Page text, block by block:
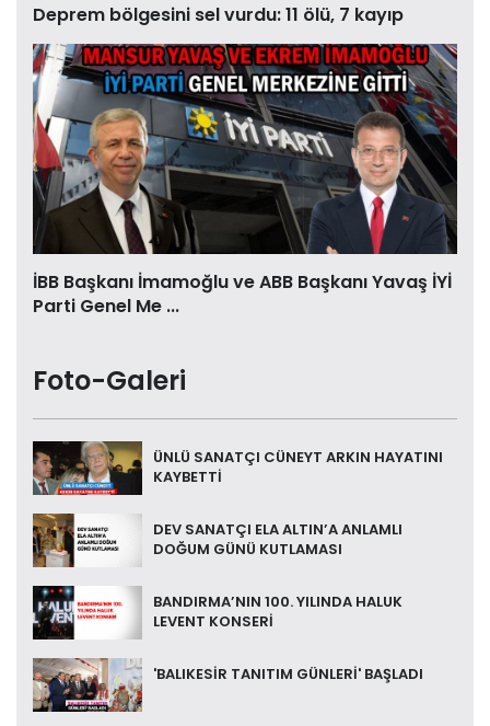
Deprem bölgesini sel vurdu: 11 ölü, 7 kayıp
İBB Başkanı İmamoğlu ve ABB Başkanı Yavaş İYİ
Parti Genel Me ...
Foto-Galeri
ÜNLÜ SANATÇI CÜNEYT ARKIN HAYATINI
KAYBETTİ
DEV SANATÇI ELA ALTIN’A ANLAMLI
DOĞUM GÜNÜ KUTLAMASI
BANDIRMA’NIN 100. YILINDA HALUK
LEVENT KONSERİ
'BALIKESİR TANITIM GÜNLERİ' BAŞLADI